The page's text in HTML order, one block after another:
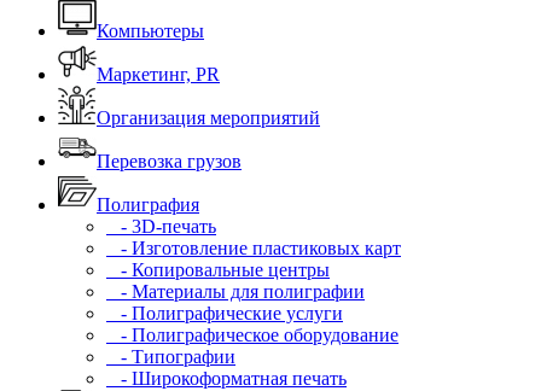
Компьютеры
Маркетинг, PR
Организация мероприятий
Перевозка грузов
Полиграфия
- 3D-печать
- Изготовление пластиковых карт
- Копировальные центры
- Материалы для полиграфии
- Полиграфические услуги
- Полиграфическое оборудование
- Типографии
- Широкоформатная печать